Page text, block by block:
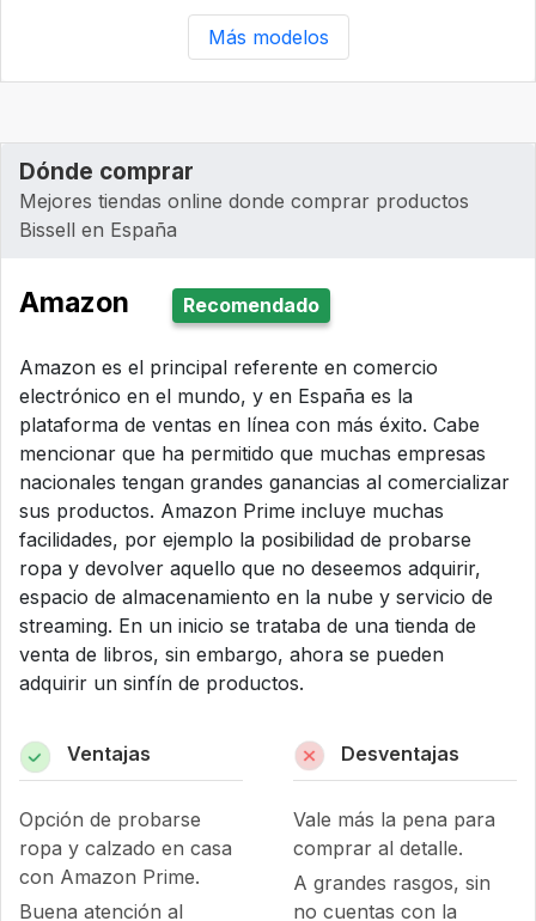
Más modelos
Dónde comprar
Mejores tiendas online donde comprar productos
Bissell en España
Amazon Recomendado
Amazon es el principal referente en comercio
electrónico en el mundo, y en España es la
plataforma de ventas en línea con más éxito. Cabe
mencionar que ha permitido que muchas empresas
nacionales tengan grandes ganancias al comercializar
sus productos. Amazon Prime incluye muchas
facilidades, por ejemplo la posibilidad de probarse
ropa y devolver aquello que no deseemos adquirir,
espacio de almacenamiento en la nube y servicio de
streaming. En un inicio se trataba de una tienda de
venta de libros, sin embargo, ahora se pueden
adquirir un sinfín de productos.
Ventajas
Opción de probarse
ropa y calzado en casa
con Amazon Prime.
Buena atención al
Desventajas
Vale más la pena para
comprar al detalle.
A grandes rasgos, sin
no cuentas con la